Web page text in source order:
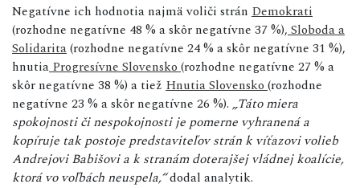
Negatívne ich hodnotia najmä voliči strán Demokrati
(rozhodne negatívne 48 % a skôr negatívne 37 %), Sloboda a
Solidarita(rozhodne negatívne 24 % a skôr negatívne 31 %),
hnutia Progresívne Slovensko (rozhodne negatívne 27 % a
skôr negatívne 38 %) a tiež Hnutia Slovensko (rozhodne
negatívne 23 % a skôr negatívne 26 %). „Táto miera
spokojnosti či nespokojnosti je pomerne vyhranená a
kopíruje tak postoje predstaviteľov strán k víťazovi volieb
Andrejovi Babišovi a k stranám doterajšej vládnej koalície,
ktorá vo voľbách neuspela,“dodal analytik.